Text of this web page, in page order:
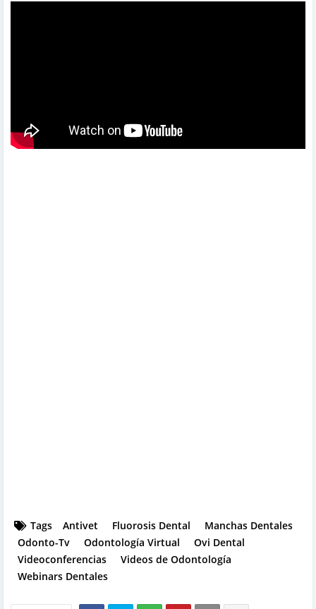
Tags Antivet Fluorosis Dental
Manchas Dentales
Odonto-Tv
Odontología Virtual
Ovi Dental
Videoconferencias
Videos de Odontología
Webinars Dentales